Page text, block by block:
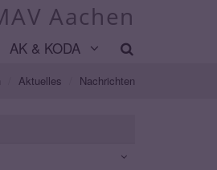
Aachen
AK & KODA
Aktuelles Nachrichten